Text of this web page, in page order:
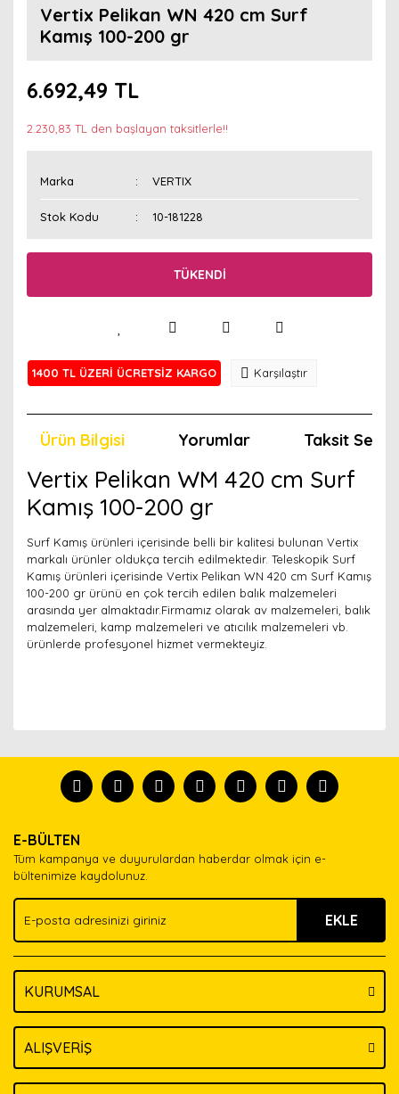
Vertix Pelikan WN 420 cm Surf
Kamış 100-200 gr
6.692,49 TL
2.230,83 TL den başlayan taksitlerle!!
Marka VERTIX
Stok Kodu 10-181228
TÜKENDİ
1400 TL ÜZERİ ÜCRETSİZ KARGO Karşılaştır
Ürün Bilgisi Yorumlar Taksit
Vertix Pelikan WM 420 cm Surf
Kamış 100-200 gr
Surf Kamış ürünleri içerisinde belli bir kalitesi bulunan Vertix
markalı ürünler oldukça tercih edilmektedir. Teleskopik Surf
Kamış ürünleri içerisinde Vertix Pelikan WN 420 cm Surf Kamış
100-200 gr ürünü en çok tercih edilen balık malzemeleri
arasında yer almaktadır.Firmamız olarak av malzemeleri, balık
malzemeleri, kamp malzemeleri ve atıcılık malzemeleri vb.
ürünlerde profesyonel hizmet vermekteyiz.
tanısın.
formunu kullanarak tarafımıza iletebilirsiniz.
Görüş ve önerileriniz için teşekkür ederiz.
Ürün açıklamasında eksik bilgiler bulunuyor.
Ürün bilgilerinde hatalar bulunuyor.
Ürün fiyatı diğer sitelerden daha pahalı.
Bu ürüne benzer farklı alternatifler olmalı.
E-BÜLTEN
Tüm kampanya ve duyurulardan haberdar olmak için e-
bültenimize kaydolunuz.
EKLE
KURUMSAL
ALIŞVERİŞ